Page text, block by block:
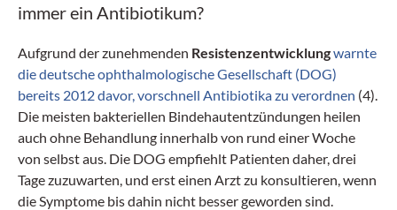
immer ein Antibiotikum?
Aufgrund der zunehmenden Resistenzentwicklungwarnte
die deutsche ophthalmologische Gesellschaft (DOG)
bereits 2012 davor, vorschnell Antibiotika zu verordnen (4).
Die meisten bakteriellen Bindehautentzündungen heilen
auch ohne Behandlung innerhalb von rund einer Woche
von selbst aus. Die DOG empfiehlt Patienten daher, drei
Tage zuzuwarten, und erst einen Arzt zu konsultieren, wenn
die Symptome bis dahin nicht besser geworden sind.